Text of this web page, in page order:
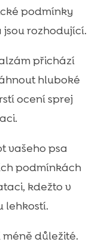
podmínky
rozhodující.
přichází
hluboké
ocení sprej
vašeho psa
podmínkách
kdežto v
lehkostí.
důležité.